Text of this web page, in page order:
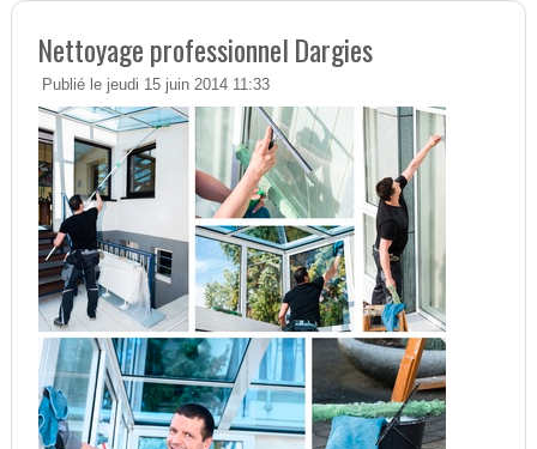
Nettoyage professionnel Dargies
Publié le jeudi 15 juin 2014 11:33